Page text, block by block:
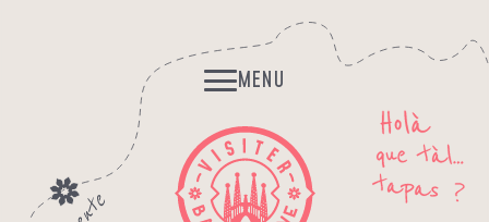
MENU
Histoires et Légendes
Fantomes, mystères…